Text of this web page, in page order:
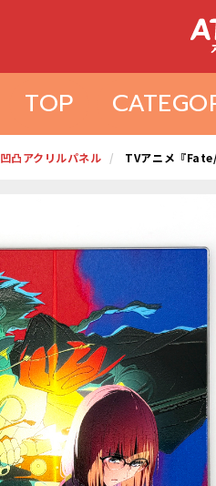
TOP
凹凸アクリルパネル TVアニメ『